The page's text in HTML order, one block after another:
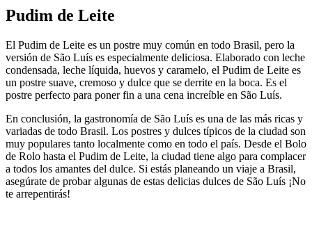
Pudim de Leite
El Pudim de Leite es un postre muy común en todo Brasil, pero la
versión de São Luís es especialmente deliciosa. Elaborado con leche
condensada, leche líquida, huevos y caramelo, el Pudim de Leite es
un postre suave, cremoso y dulce que se derrite en la boca. Es el
postre perfecto para poner fin a una cena increíble en São Luís.
En conclusión, la gastronomía de São Luís es una de las más ricas y
variadas de todo Brasil. Los postres y dulces típicos de la ciudad son
muy populares tanto localmente como en todo el país. Desde el Bolo
de Rolo hasta el Pudim de Leite, la ciudad tiene algo para complacer
a todos los amantes del dulce. Si estás planeando un viaje a Brasil,
asegúrate de probar algunas de estas delicias dulces de São Luís ¡No
te arrepentirás!